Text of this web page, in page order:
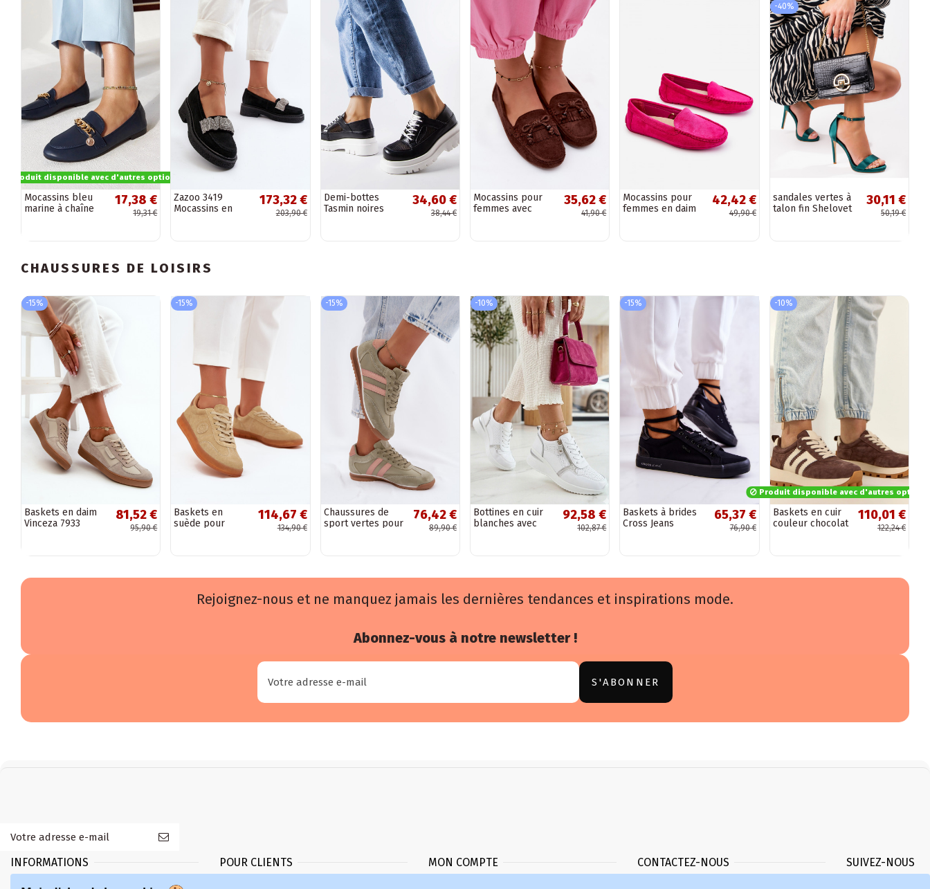
Produit disponible avec d'autres options
Mocassins bleu
marine à chaîne
17,38 €
19,31 €
Zazoo 3419
Mocassins en
173,32 €
203,90 €
Demi-bottes
Tasmin noires
34,60 €
38,44 €
Mocassins pour
femmes avec
35,62 €
41,90 €
Mocassins pour
femmes en daim
42,42 €
49,90 €
-40%
sandales vertes à
talon fin Shelovet
30,11 €
50,19 €
CHAUSSURES DE LOISIRS
-15%
Baskets en daim
Vinceza 7933
81,52 €
95,90 €
-15%
Baskets en
suède pour
114,67 €
134,90 €
-15%
Chaussures de
sport vertes pour
76,42 €
89,90 €
-10%
Bottines en cuir
blanches avec
92,58 €
102,87 €
-15%
Baskets à brides
Cross Jeans
65,37 €
76,90 €
-10%
Produit disponible avec d'autres options
Baskets en cuir
couleur chocolat
110,01 €
122,24 €
Rejoignez-nous et ne manquez jamais les dernières tendances et inspirations mode.
Abonnez-vous à notre newsletter !
INFORMATIONS
Règles
POUR CLIENTS MON COMPTE CONTACTEZ-NOUS SUIVEZ-NOUS